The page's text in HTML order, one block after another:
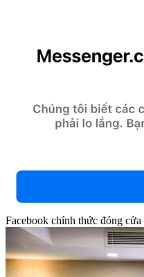
Facebook chính thức đóng